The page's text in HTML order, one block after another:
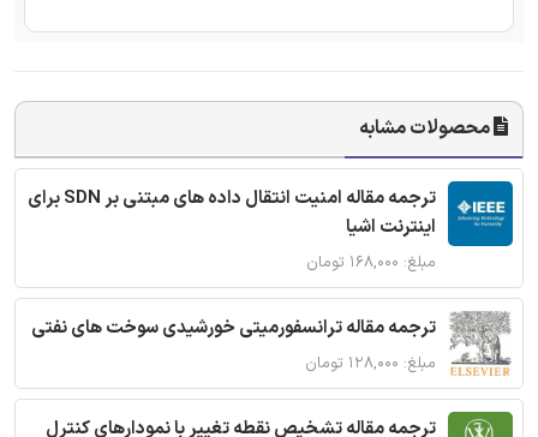
محصولات مشابه
ترجمه مقاله امنیت انتقال داده های مبتنی بر SDN برای
اینترنت اشیا
مبلغ: ۱۶۸,۰۰۰ تومان
ترجمه مقاله ترانسفورمیتی خورشیدی سوخت های نفتی
مبلغ: ۱۲۸,۰۰۰ تومان
ترجمه مقاله تشخیص نقطه تغییر با نمودارهای کنترل